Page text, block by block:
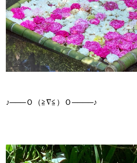
♪───Ｏ（≧∇≦）Ｏ────♪